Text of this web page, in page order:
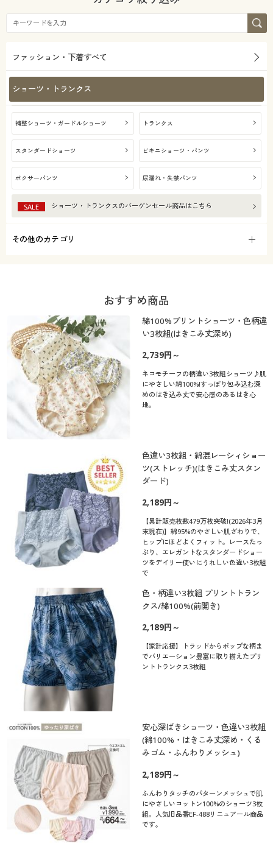
ファッション・下着すべて
ショーツ・トランクス
補整ショーツ・ガードルショーツ トランクス
スタンダードショーツ ビキニショーツ・パンツ
ボクサーパンツ 尿漏れ・失禁パンツ
SALE ショーツ・トランクスのバーゲンセール商品はこちら
その他のカテゴリ
おすすめ商品
綿100%プリントショーツ・色柄違
い3枚組(はきこみ丈深め)
2,739円～
ネコモチーフの柄違い3枚組ショーツ♪肌
にやさしい綿100%!すっぽり包み込む深
めのはき込み丈で安心感のあるはき心
地。
色違い3枚組・綿混レーシィショー
ツ(ストレッチ)(はきこみ丈スタン
ダード)
2,189円～
【累計販売枚数479万枚突破!(2026年3月
末現在)】綿95%のやさしい肌ざわりで、
ヒップにほどよくフィット。レースたっ
ぷり、エレガントなスタンダードショー
ツをデイリー使いにうれしい色違い3枚組
で
色・柄違い3枚組 プリントトラン
クス/綿100%(前開き)
2,189円～
【家計応援】トラッドからポップな柄ま
でバリエーション豊富に取り揃えたプリ
ントトランクス3枚組
安心深ばきショーツ・色違い3枚組
(綿100%・はきこみ丈深め・くる
みゴム・ふんわりメッシュ)
2,189円～
ふんわりタッチのパターンメッシュで肌
にやさしいコットン100%のショーツ3枚
組。人気旧品番EF-488リニュアール商品
です。